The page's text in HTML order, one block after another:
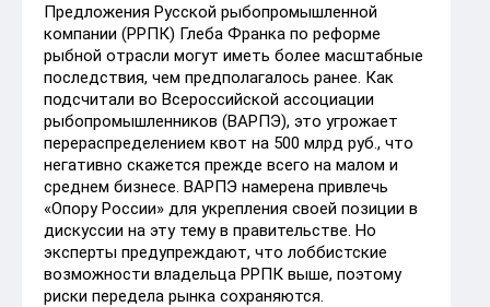
Предложения Русской рыбопромышленной
компании (РРПК) Глеба Франка по реформе
рыбной отрасли могут иметь более масштабные
последствия, чем предполагалось ранее. Как
подсчитали во Всероссийской ассоциации
рыбопромышленников (ВАРПЭ), это угрожает
перераспределением квот на 500 млрд руб., что
негативно скажется прежде всего на малом и
среднем бизнесе. ВАРПЭ намерена привлечь
«Опору России» для укрепления своей позиции в
дискуссии на эту тему в правительстве. Но
эксперты предупреждают, что лоббистские
возможности владельца РРПК выше, поэтому
риски передела рынка сохраняются.